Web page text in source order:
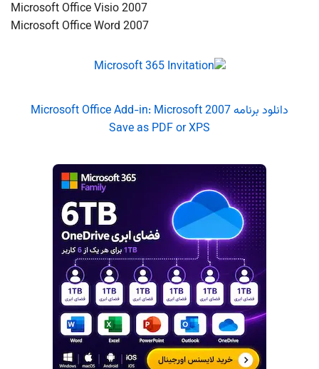
Microsoft Office Visio 2007
Microsoft Office Word 2007
دانلود برنامه 2007 Microsoft Office Add-in: Microsoft
Save as PDF or XPS